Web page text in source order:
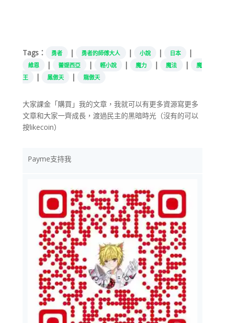
Tags： 勇者 | 勇者的師傅大人 | 小說 | 日本 |
維恩 | 蕾媞西亞 | 輕小說 | 魔力 | 魔法 |
魔
王
| 鳳傲天 | 龍傲天
大家課金「購買」我的文章，我就可以有更多資源寫更多
文章和大家一齊成長，渡過民主的黑暗時光（沒有的可以
按likecoin）
Payme支持我